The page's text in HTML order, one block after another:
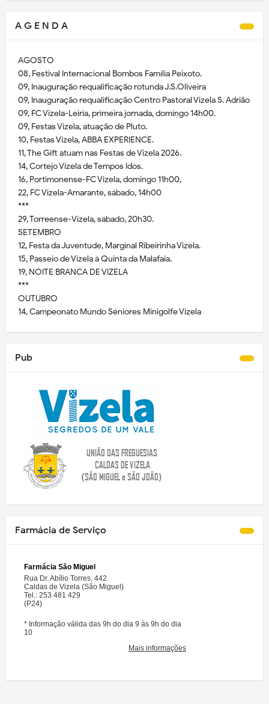
A G E N D A
AGOSTO
08, Festival Internacional Bombos Família Peixoto.
09, Inauguração requalificação rotunda J.S.Oliveira
09, Inauguração requalificação Centro Pastoral Vizela S. Adrião
09, FC Vizela-Leiria, primeira jornada, domingo 14h00.
09, Festas Vizela, atuação de Pluto.
10, Festas Vizela, ABBA EXPERIENCE.
11, The Gift atuam nas Festas de Vizela 2026.
14, Cortejo Vizela de Tempos Idos.
16, Portimonense-FC Vizela, domingo 11h00,
22, FC Vizela-Amarante, sábado, 14h00
***
29, Torreense-Vizela, sábado, 20h30.
SETEMBRO
12, Festa da Juventude, Marginal Ribeirinha Vizela.
15, Passeio de Vizela à Quinta da Malafaia.
19, NOITE BRANCA DE VIZELA
***
OUTUBRO
14, Campeonato Mundo Séniores Minigolfe Vizela
Pub
Farmácia de Serviço